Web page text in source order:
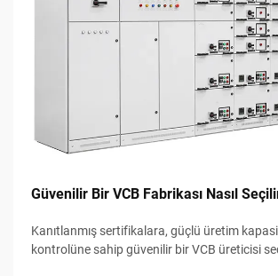
Güvenilir Bir VCB Fabrikası Nasıl
Kanıtlanmış sertifikalara, güçlü üretim
kontrolüne sahip güvenilir bir VCB üreticisi